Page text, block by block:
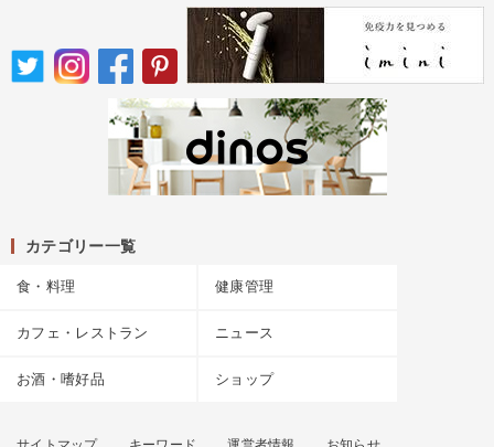
カテゴリー一覧
食・料理 健康管理
カフェ・レストラン ニュース
お酒・嗜好品 ショップ